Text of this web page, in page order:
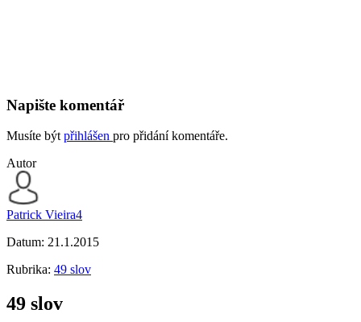
Napište komentář
Musíte být přihlášen pro přidání komentáře.
Autor
Patrick Vieira4
Datum: 21.1.2015
Rubrika: 49 slov
49 slov